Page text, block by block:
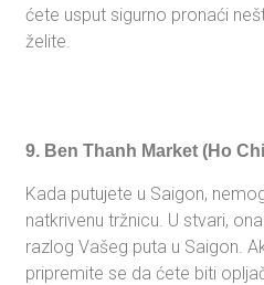
ćete usput sigurno pronaći
želite.
9. Ben Thanh Market (Ho
Kada putujete u Saigon,
natkrivenu tržnicu. U stvari,
razlog Vašeg puta u Saigon.
pripremite se da ćete biti